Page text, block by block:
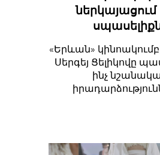
ներկայացում
«Երևան»
Սերգեյ Ցելիկովը
ինչ